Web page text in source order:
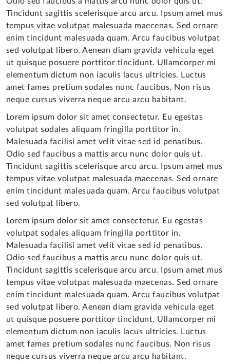
Tincidunt sagittis scelerisque arcu arcu. Ipsum amet mus
tempus vitae volutpat malesuada maecenas. Sed ornare
enim tincidunt malesuada quam. Arcu faucibus volutpat
sed volutpat libero. Aenean diam gravida vehicula eget
ut quisque posuere porttitor tincidunt. Ullamcorper mi
elementum dictum non iaculis lacus ultricies. Luctus
amet fames pretium sodales nunc faucibus. Non risus
neque cursus viverra neque arcu arcu habitant.
Lorem ipsum dolor sit amet consectetur. Eu egestas
volutpat sodales aliquam fringilla porttitor in.
Malesuada facilisi amet velit vitae sed id penatibus.
Odio sed faucibus a mattis arcu nunc dolor quis ut.
Tincidunt sagittis scelerisque arcu arcu. Ipsum amet mus
tempus vitae volutpat malesuada maecenas. Sed ornare
enim tincidunt malesuada quam. Arcu faucibus volutpat
sed volutpat libero.
Lorem ipsum dolor sit amet consectetur. Eu egestas
volutpat sodales aliquam fringilla porttitor in.
Malesuada facilisi amet velit vitae sed id penatibus.
Odio sed faucibus a mattis arcu nunc dolor quis ut.
Tincidunt sagittis scelerisque arcu arcu. Ipsum amet mus
tempus vitae volutpat malesuada maecenas. Sed ornare
enim tincidunt malesuada quam. Arcu faucibus volutpat
sed volutpat libero. Aenean diam gravida vehicula eget
ut quisque posuere porttitor tincidunt. Ullamcorper mi
elementum dictum non iaculis lacus ultricies. Luctus
amet fames pretium sodales nunc faucibus. Non risus
neque cursus viverra neque arcu arcu habitant.